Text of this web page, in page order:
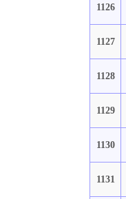
1126
1127
1128
1129
1130
1131